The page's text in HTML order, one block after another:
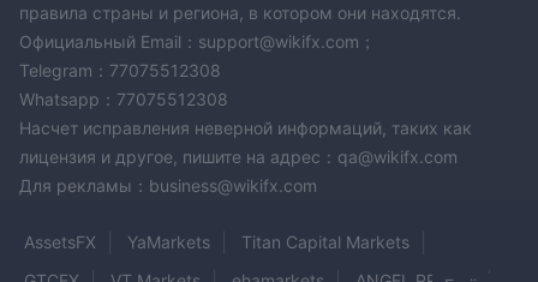
правила страны и региона, в котором они находятся.
Официальный Email：support@wikifx.com；
Telegram：77075512308
Whatsapp：77075512308
Насчет исправления неверной информаций, таких как
лицензия и другое, пишите на адрес：qa@wikifx.com
Для рекламы：business@wikifx.com
AssetsFX YaMarkets
Titan Capital Markets